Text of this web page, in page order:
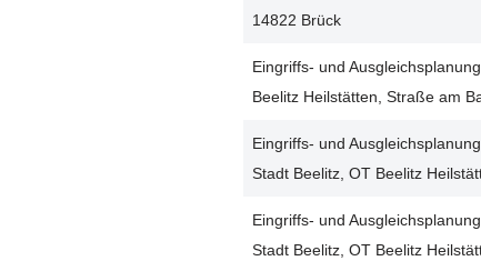
14822 Brück
Eingriffs- und
Beelitz Heilstätten, Straße am
Eingriffs- und
Stadt Beelitz, OT Beelitz
Eingriffs- und
Stadt Beelitz, OT Beelitz